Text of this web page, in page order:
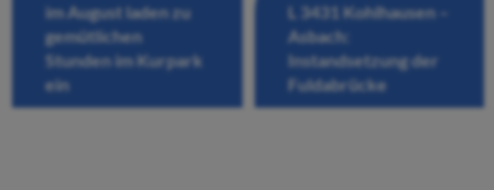
im August laden zu
gemütlichen
Stunden im Kurpark
ein
L 3431 Kohlhausen –
Asbach:
Instandsetzung der
Fuldabrücke